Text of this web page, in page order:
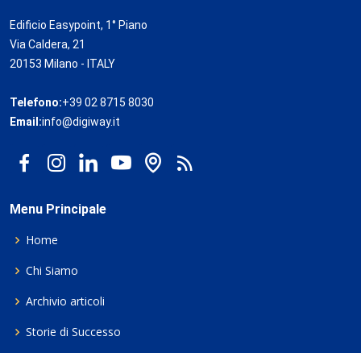
Edificio Easypoint, 1° Piano
Via Caldera, 21
20153 Milano - ITALY
Telefono:+39 02 8715 8030
Email:info@digiway.it
Menu Principale
Home
Chi Siamo
Archivio articoli
Storie di Successo